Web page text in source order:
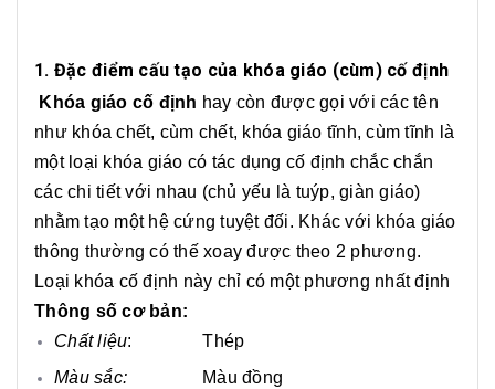
1. Đặc điểm cấu tạo của khóa giáo (cùm) cố định
Khóa giáo cố định hay còn được gọi với các tên
như khóa chết, cùm chết, khóa giáo tĩnh, cùm tĩnh là
một loại khóa giáo có tác dụng cố định chắc chắn
các chi tiết với nhau (chủ yếu là tuýp, giàn giáo)
nhằm tạo một hệ cứng tuyệt đối. Khác với khóa giáo
thông thường có thế xoay được theo 2 phương.
Loại khóa cố định này chỉ có một phương nhất định
Thông số cơ bản:
Chất liệu: Thép
Màu sắc:
Màu đồng